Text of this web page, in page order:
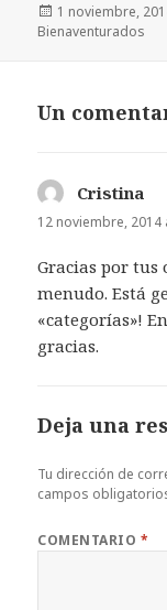
Publicado
el
1 noviembre,
Bienaventurados
Un
Cristina
12 noviembre, 2014
Gracias por tus
menudo. Está
«categorías»!
gracias.
Deja una
Tu dirección de
campos
COMENTARIO *